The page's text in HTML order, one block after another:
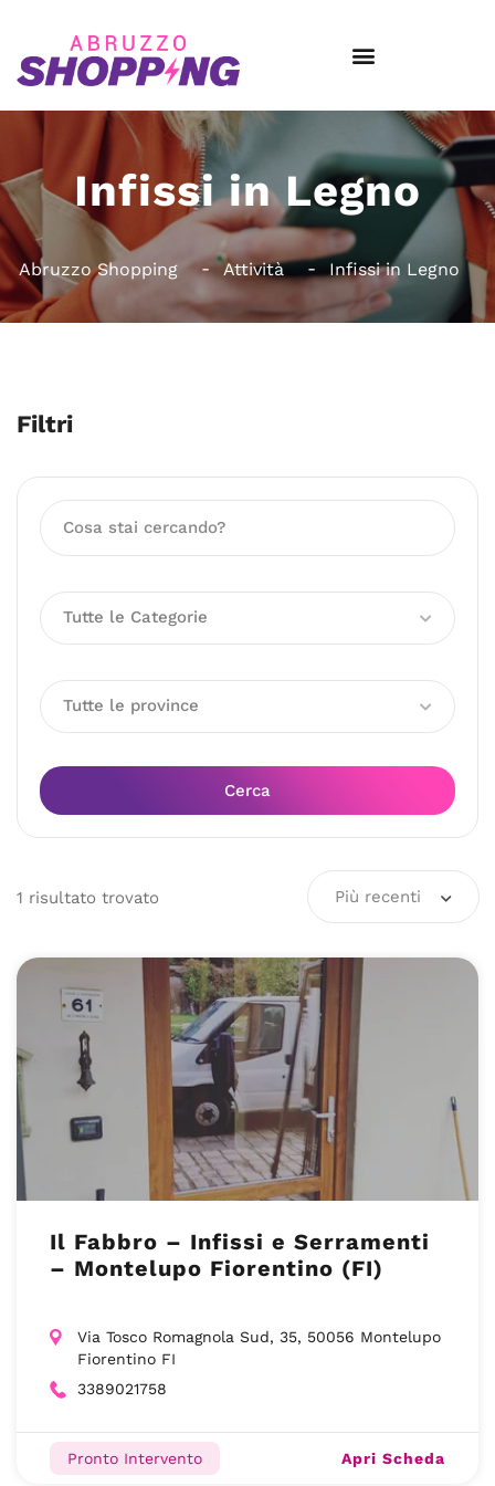
Infissi in Legno
Abruzzo Shopping Attività Infissi in Legno
Filtri
Tutte le Categorie
Tutte le province
Cerca
1 risultato trovato Più recenti
Il Fabbro – Infissi e Serramenti
– Montelupo Fiorentino (FI)
Via Tosco Romagnola Sud, 35, 50056 Montelupo
Fiorentino FI
3389021758
Pronto Intervento Apri Scheda